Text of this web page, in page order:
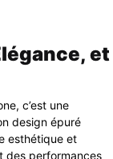
et
c’est une
design épuré
esthétique et
des performances